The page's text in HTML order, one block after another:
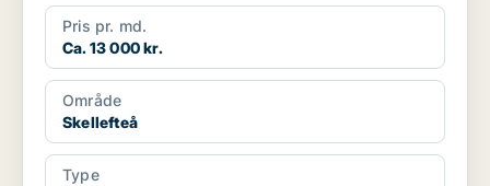
Pris pr. md.
Ca. 13 000 kr.
Område
Skellefteå
Type